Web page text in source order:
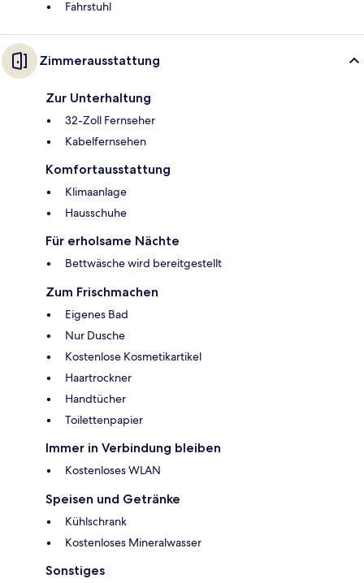
Fahrstuhl
Zimmerausstattung
Zur Unterhaltung
32-Zoll Fernseher
Kabelfernsehen
Komfortausstattung
Klimaanlage
Hausschuhe
Für erholsame Nächte
Bettwäsche wird bereitgestellt
Zum Frischmachen
Eigenes Bad
Nur Dusche
Kostenlose Kosmetikartikel
Haartrockner
Handtücher
Toilettenpapier
Immer in Verbindung bleiben
Kostenloses WLAN
Speisen und Getränke
Kühlschrank
Kostenloses Mineralwasser
Sonstiges